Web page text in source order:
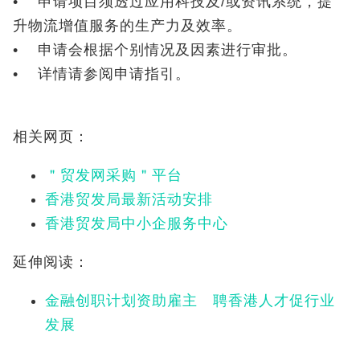
升物流增值服务的生产力及效率。
• 申请会根据个别情况及因素进行审批。
• 详情请参阅申请指引。
相关网页：
＂贸发网采购＂平台
香港贸发局最新活动安排
香港贸发局中小企服务中心
延伸阅读：
金融创职计划资助雇主 聘香港人才促行业
发展